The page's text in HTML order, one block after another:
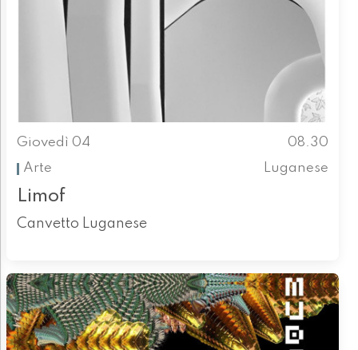
Giovedì 04
08.30
Arte
Luganese
Limof
Canvetto Luganese